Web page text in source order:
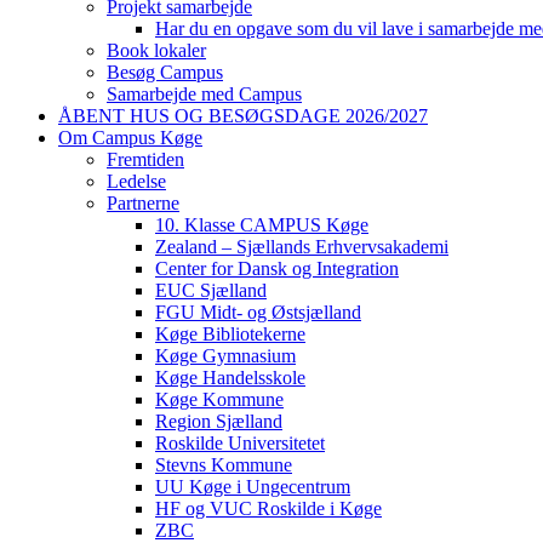
Projekt samarbejde
Har du en opgave som du vil lave i samarbejde
Book lokaler
Besøg Campus
Samarbejde med Campus
ÅBENT HUS OG BESØGSDAGE 2026/2027
Om Campus Køge
Fremtiden
Ledelse
Partnerne
10. Klasse CAMPUS Køge
Zealand – Sjællands Erhvervsakademi
Center for Dansk og Integration
EUC Sjælland
FGU Midt- og Østsjælland
Køge Bibliotekerne
Køge Gymnasium
Køge Handelsskole
Køge Kommune
Region Sjælland
Roskilde Universitetet
Stevns Kommune
UU Køge i Ungecentrum
HF og VUC Roskilde i Køge
ZBC